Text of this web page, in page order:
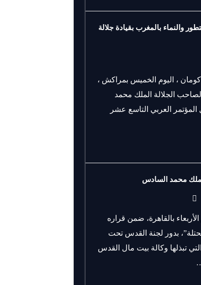
والنماء بالمغرب بقيادة جلالة
كومان ، اليوم الخميس بمراكش ،
الجلالة الملك محمد
العربي التاسع عشر
محمد السادس
بالقاهرة، ضمن قراره
بدور لجنة القدس تحت
تبذلها وكالة بيت مال القدس